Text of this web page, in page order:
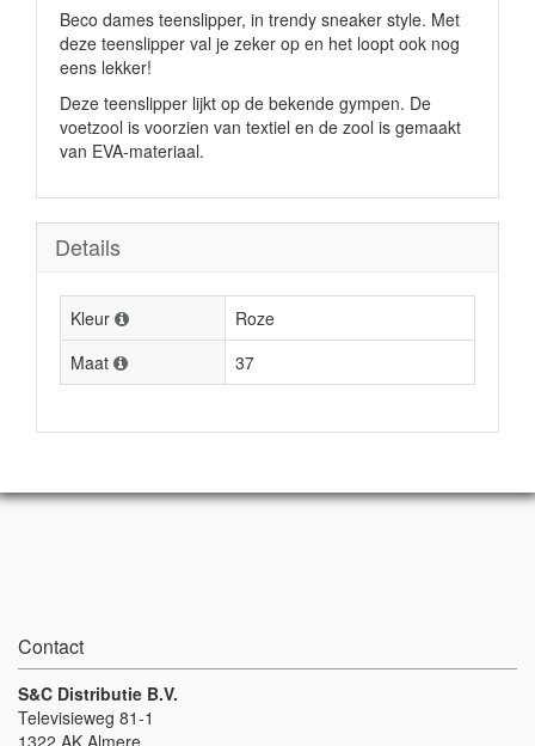
Beco dames teenslipper, in trendy sneaker style. Met
deze teenslipper val je zeker op en het loopt ook nog
eens lekker!
Deze teenslipper lijkt op de bekende gympen. De
voetzool is voorzien van textiel en de zool is gemaakt
van EVA-materiaal.
Details
Kleur
Roze
Maat
37
Contact
S&C Distributie B.V.
Televisieweg 81-1
1322 AK Almere